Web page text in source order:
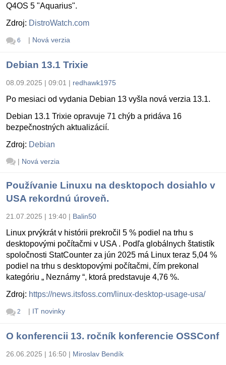
Q4OS 5 "Aquarius".
Zdroj: DistroWatch.com
6 | Nová verzia
Debian 13.1 Trixie
08.09.2025 | 09:01 | redhawk1975
Po mesiaci od vydania Debian 13 vyšla nová verzia 13.1.
Debian 13.1 Trixie opravuje 71 chýb a pridáva 16
bezpečnostných aktualizácií.
Zdroj: Debian
| Nová verzia
Používanie Linuxu na desktopoch dosiahlo v
USA rekordnú úroveň.
21.07.2025 | 19:40 | Balin50
Linux prvýkrát v histórii prekročil 5 % podiel na trhu s
desktopovými počítačmi v USA . Podľa globálnych štatistík
spoločnosti StatCounter za jún 2025 má Linux teraz 5,04 %
podiel na trhu s desktopovými počítačmi, čím prekonal
kategóriu „ Neznámy “, ktorá predstavuje 4,76 %.
Zdroj: https://news.itsfoss.com/linux-desktop-usage-usa/
2 | IT novinky
O konferencii 13. ročník konferencie OSSConf
26.06.2025 | 16:50 | Miroslav Bendík